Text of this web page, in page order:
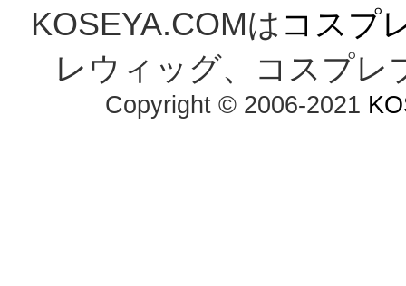
KOSEYA.COMは コスプ
レウィッグ、コスプレ
Copyright © 2006-2021